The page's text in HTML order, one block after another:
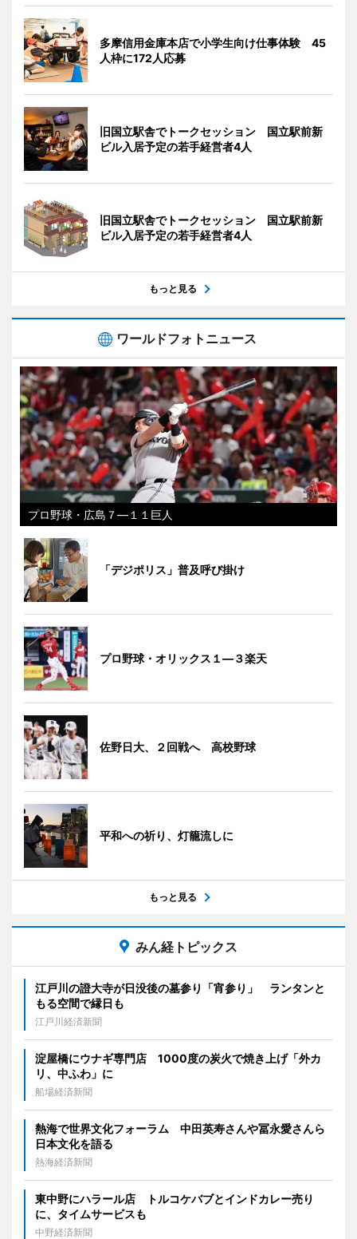
多摩信用金庫本店で小学生向け仕事体験 45
人枠に172人応募
旧国立駅舎でトークセッション 国立駅前新
ビル入居予定の若手経営者4人
旧国立駅舎でトークセッション 国立駅前新
ビル入居予定の若手経営者4人
もっと見る
ワールドフォトニュース
プロ野球・広島７―１１巨人
「デジポリス」普及呼び掛け
プロ野球・オリックス１―３楽天
佐野日大、２回戦へ 高校野球
平和への祈り、灯籠流しに
もっと見る
みん経トピックス
江戸川の證大寺が日没後の墓参り「宵参り」 ランタンと
もる空間で縁日も
江戸川経済新聞
淀屋橋にウナギ専門店 1000度の炭火で焼き上げ「外カ
リ、中ふわ」に
船場経済新聞
熱海で世界文化フォーラム 中田英寿さんや冨永愛さんら
日本文化を語る
熱海経済新聞
東中野にハラール店 トルコケバブとインドカレー売り
に、タイムサービスも
中野経済新聞